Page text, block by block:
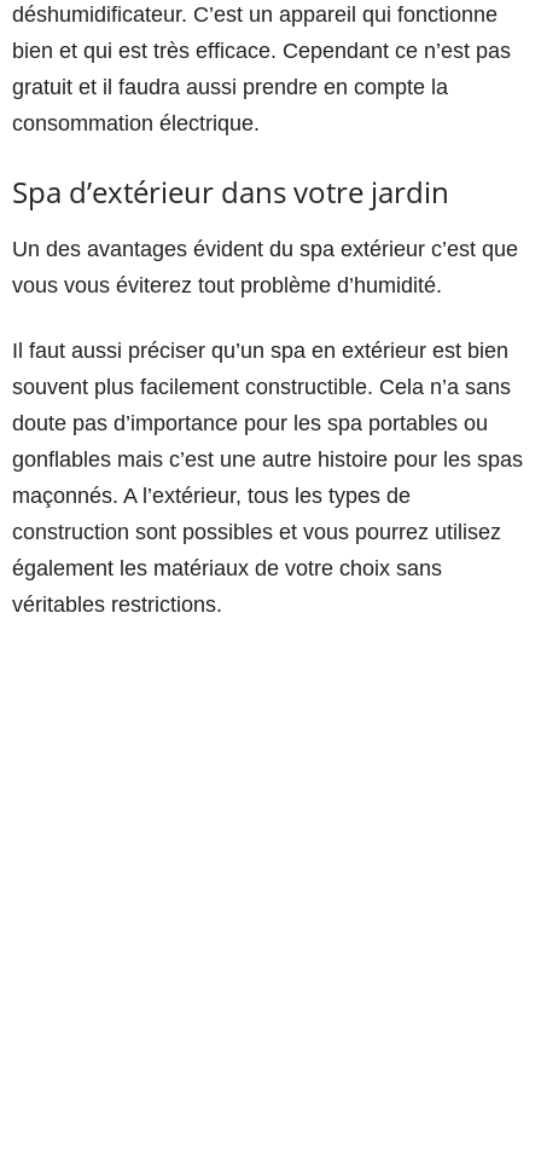
déshumidificateur. C’est un appareil qui fonctionne
bien et qui est très efficace. Cependant ce n’est pas
gratuit et il faudra aussi prendre en compte la
consommation électrique.
Spa d’extérieur dans votre jardin
Un des avantages évident du spa extérieur c’est que
vous vous éviterez tout problème d’humidité.
Il faut aussi préciser qu’un spa en extérieur est bien
souvent plus facilement constructible. Cela n’a sans
doute pas d’importance pour les spa portables ou
gonflables mais c’est une autre histoire pour les spas
maçonnés. A l’extérieur, tous les types de
construction sont possibles et vous pourrez utilisez
également les matériaux de votre choix sans
véritables restrictions.